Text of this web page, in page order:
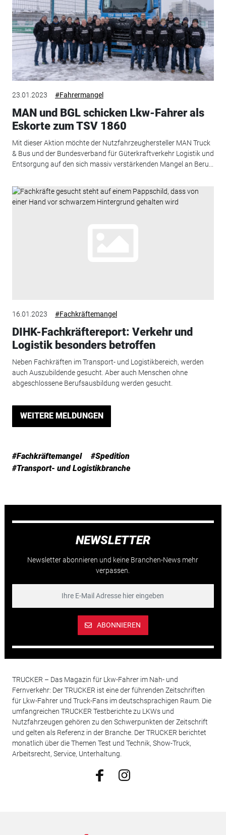
23.01.2023 #Fahrermangel
MAN und BGL schicken Lkw-Fahrer als
Eskorte zum TSV 1860
Mit dieser Aktion möchte der Nutzfahrzeughersteller MAN Truck
& Bus und der Bundesverband für Güterkraftverkehr Logistik und
Entsorgung auf den sich massiv verstärkenden Mangel an Beru...
16.01.2023 #Fachkräftemangel
DIHK-Fachkräftereport: Verkehr und
Logistik besonders betroffen
Neben Fachkräften im Transport- und Logistikbereich, werden
auch Auszubildende gesucht. Aber auch Menschen ohne
abgeschlossene Berufsausbildung werden gesucht.
WEITERE MELDUNGEN
#Fachkräftemangel
#Spedition
#Transport- und Logistikbranche
NEWSLETTER
Newsletter abonnieren und keine Branchen-News mehr
verpassen.
ABONNIEREN
TRUCKER – Das Magazin für Lkw-Fahrer im Nah- und
Fernverkehr: Der TRUCKER ist eine der führenden Zeitschriften
für Lkw-Fahrer und Truck-Fans im deutschsprachigen Raum. Die
umfangreichen TRUCKER Testberichte zu LKWs und
Nutzfahrzeugen gehören zu den Schwerpunkten der Zeitschrift
und gelten als Referenz in der Branche. Der TRUCKER berichtet
monatlich über die Themen Test und Technik, Show-Truck,
Arbeitsrecht, Service, Unterhaltung.